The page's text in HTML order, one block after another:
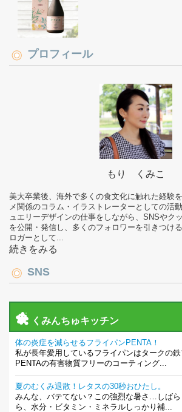
プロフィール
もり くみこ
美大卒業後、海外で多くの食文化に触れた経験
メ関係のコラム・イラストレーターとしての活
ュエリーデザインの仕事をしながら、SNSやク
を公開・発信し、多くのフォロワーを引きつけ
ロガーとして...
続きをみる
SNS
くみんちゅキッチン
体の炎症を減らせるフライパンPENTA！
私が長年愛用しているフライパンはタークの鉄
PENTAの有害物質フリーのコーティング...
夏のむくみ退散！レタスの30秒おひたし。
みんな、バテてない？この強烈な暑さ…しば
ら、水分・ビタミン・ミネラルしっかり補...